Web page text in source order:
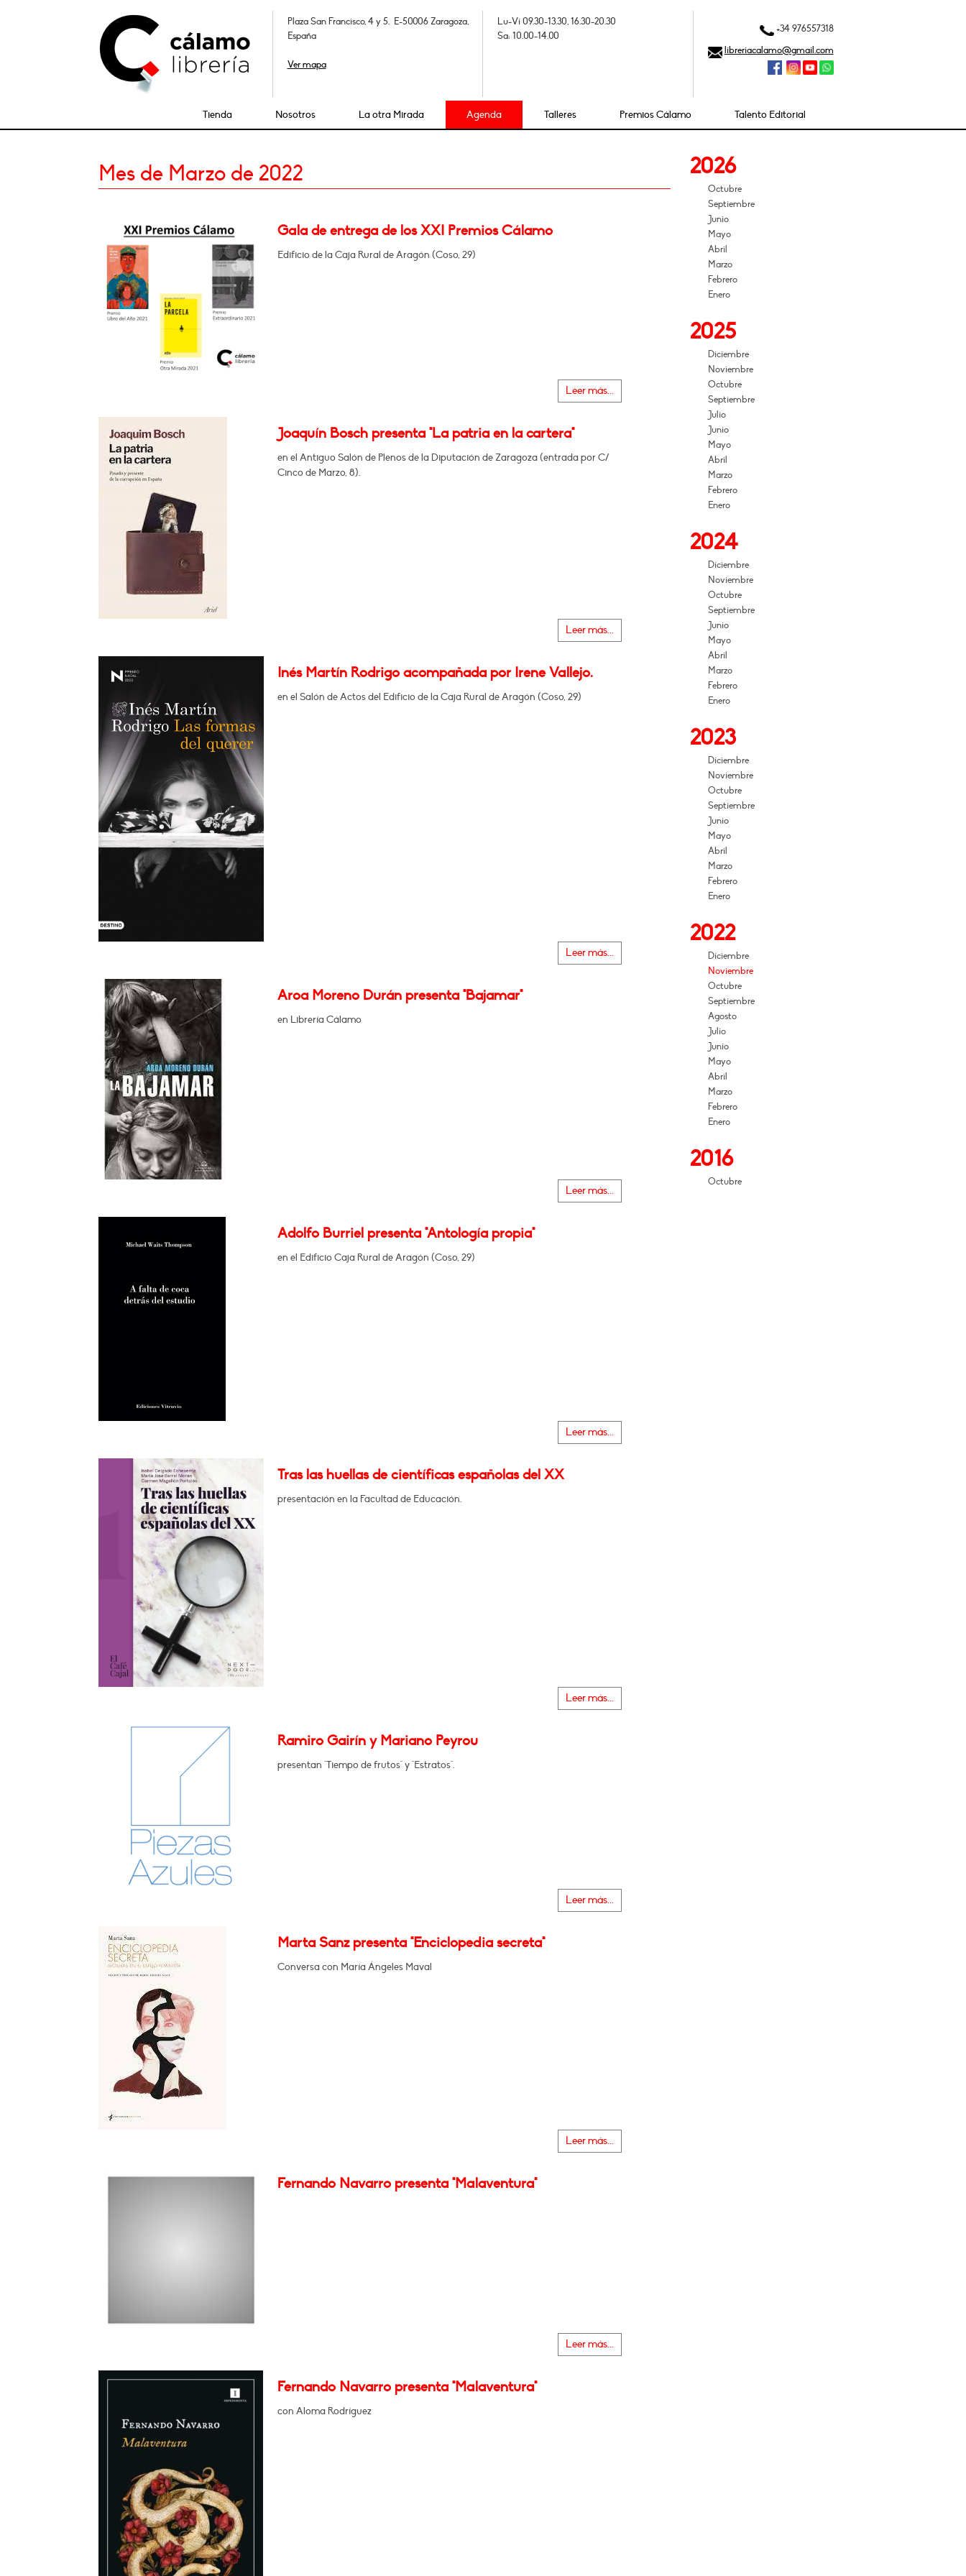
Plaza San Francisco, 4 y 5. E-50006 Zaragoza,
España
Ver mapa
Lu-Vi 09.30-13.30, 16.30-20.30
Sa: 10.00-14.00
+34 976557318
libreriacalamo@gmail.com
Tienda Nosotros La otra Mirada Agenda Talleres Premios Cálamo Talento Editorial
Mes de Marzo de 2022
Gala de entrega de los XXI Premios Cálamo
Edificio de la Caja Rural de Aragón (Coso, 29)
Leer más...
Joaquín Bosch presenta "La patria en la cartera"
en el Antiguo Salón de Plenos de la Diputación de Zaragoza (entrada por C/
Cinco de Marzo, 8).
Leer más...
Inés Martín Rodrigo acompañada por Irene Vallejo.
en el Salón de Actos del Edificio de la Caja Rural de Aragón (Coso, 29)
Leer más...
Aroa Moreno Durán presenta "Bajamar"
en Librería Cálamo
Leer más...
Adolfo Burriel presenta "Antología propia"
en el Edificio Caja Rural de Aragón (Coso, 29)
Leer más...
Tras las huellas de científicas españolas del XX
presentación en la Facultad de Educación.
Leer más...
Ramiro Gairín y Mariano Peyrou
presentan "Tiempo de frutos" y "Estratos".
Leer más...
Marta Sanz presenta "Enciclopedia secreta"
Conversa con María Ángeles Maval
Leer más...
Fernando Navarro presenta "Malaventura"
Leer más...
Fernando Navarro presenta "Malaventura"
con Aloma Rodríguez
2026
Octubre
Septiembre
Junio
Mayo
Abril
Marzo
Febrero
Enero
2025
Diciembre
Noviembre
Octubre
Septiembre
Julio
Junio
Mayo
Abril
Marzo
Febrero
Enero
2024
Diciembre
Noviembre
Octubre
Septiembre
Junio
Mayo
Abril
Marzo
Febrero
Enero
2023
Diciembre
Noviembre
Octubre
Septiembre
Junio
Mayo
Abril
Marzo
Febrero
Enero
2022
Diciembre
Noviembre
Octubre
Septiembre
Agosto
Julio
Junio
Mayo
Abril
Marzo
Febrero
Enero
2016
Octubre